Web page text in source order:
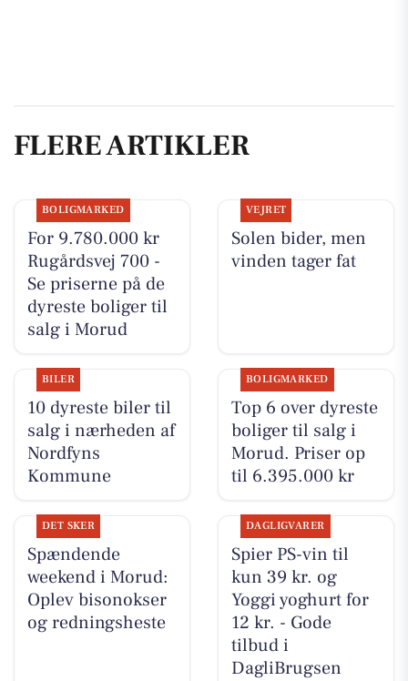
FLERE ARTIKLER
BOLIGMARKED
For 9.780.000 kr
Rugårdsvej 700 -
Se priserne på de
dyreste boliger til
salg i Morud
VEJRET
Solen bider, men
vinden tager fat
BILER
10 dyreste biler til
salg i nærheden af
Nordfyns
Kommune
BOLIGMARKED
Top 6 over dyreste
boliger til salg i
Morud. Priser op
til 6.395.000 kr
DET SKER
Spændende
weekend i Morud:
Oplev bisonokser
og redningsheste
DAGLIGVARER
Spier PS-vin til
kun 39 kr. og
Yoggi yoghurt for
12 kr. - Gode
tilbud i
DagliBrugsen